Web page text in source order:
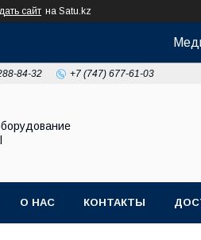
сайт на Satu.kz
84-32 +7 (747) 677-61-03
О НАС КОНТАКТЫ